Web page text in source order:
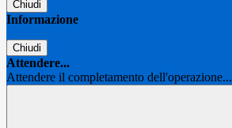
Chiudi
Informazione
Chiudi
Attendere...
Attendere il completamento dell'operazione...